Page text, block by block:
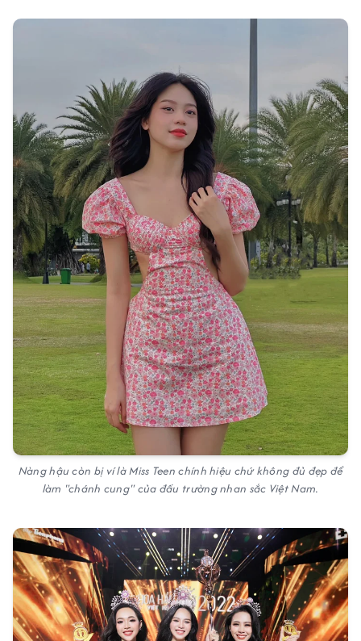
Nàng hậu còn bị ví là Miss Teen chính hiệu chứ không đủ đẹp để
làm "chánh cung" của đấu trường nhan sắc Việt Nam.